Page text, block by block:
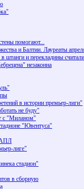
помогают...
и Балтии. Лауреаты
и перекладины
незаконна
в истории премьер-лиги"
не буду"
с "Миланом"
"Ювентуса"
АПЛ
лиге"
стадион"
в сборную